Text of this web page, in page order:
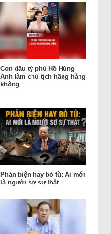
Con dâu tỷ phú Hồ Hùng
Anh làm chủ tịch hãng hàng
không
Phản biện hay bỏ tù: Ai mới
là người sợ sự thật